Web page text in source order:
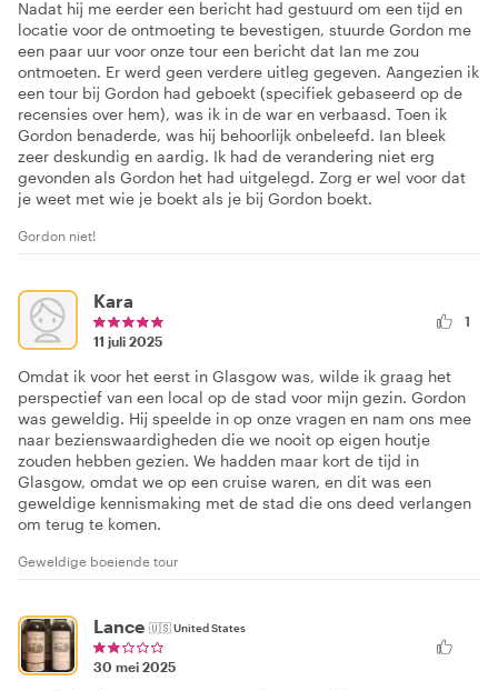
Nadat hij me eerder een bericht had gestuurd om een tijd en
locatie voor de ontmoeting te bevestigen, stuurde Gordon me
een paar uur voor onze tour een bericht dat Ian me zou
ontmoeten. Er werd geen verdere uitleg gegeven. Aangezien ik
een tour bij Gordon had geboekt (specifiek gebaseerd op de
recensies over hem), was ik in de war en verbaasd. Toen ik
Gordon benaderde, was hij behoorlijk onbeleefd. Ian bleek
zeer deskundig en aardig. Ik had de verandering niet erg
gevonden als Gordon het had uitgelegd. Zorg er wel voor dat
je weet met wie je boekt als je bij Gordon boekt.
Gordon niet!
Kara
11 juli 2025
1
Omdat ik voor het eerst in Glasgow was, wilde ik graag het
perspectief van een local op de stad voor mijn gezin. Gordon
was geweldig. Hij speelde in op onze vragen en nam ons mee
naar bezienswaardigheden die we nooit op eigen houtje
zouden hebben gezien. We hadden maar kort de tijd in
Glasgow, omdat we op een cruise waren, en dit was een
geweldige kennismaking met de stad die ons deed verlangen
om terug te komen.
Geweldige boeiende tour
Lance 🇺🇸United States
30 mei 2025